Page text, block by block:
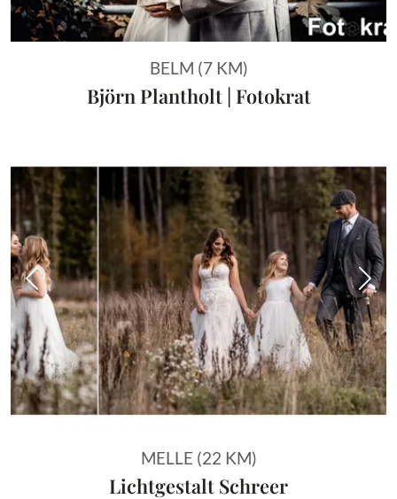
BELM (7 KM)
Björn Plantholt | Fotokrat
Vorheriges Bild
MELLE (22 KM)
Lichtgestalt Schreer